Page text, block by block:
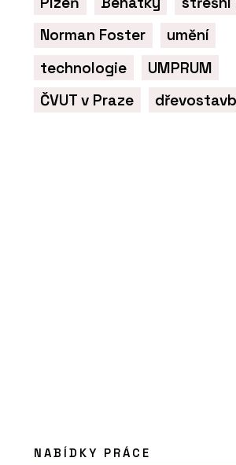
Norman Foster
umění
technologie
UMPRUM
ČVUT v Praze
NABÍDKY PRÁCE